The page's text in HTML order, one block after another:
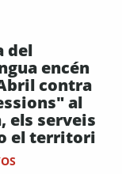
del
encén
contra
al
els serveis
el territori